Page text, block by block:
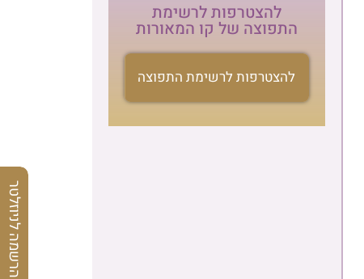
להצטרפות לרשימת
התפוצה של קו המאורות
להצטרפות לרשימת התפוצה
הרשמה לניוזלטר